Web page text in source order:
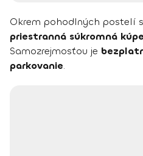
Okrem pohodlných postelí
priestranná súkromná
Samozrejmosťou je
parkovanie.